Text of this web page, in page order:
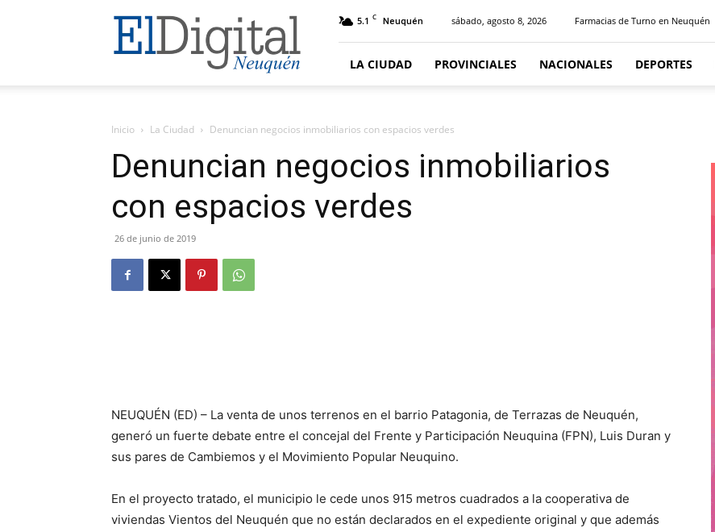
El
Digital
Neuquen
5.1 C Neuquén sábado, agosto 8, 2026 Farmacias de Turno en Neuquén
LA CIUDAD PROVINCIALES NACIONALES DEPORTES
Inicio La Ciudad Denuncian negocios inmobiliarios con espacios verdes
Denuncian negocios inmobiliarios
con espacios verdes
26 de junio de 2019
NEUQUÉN (ED) – La venta de unos terrenos en el barrio Patagonia, de Terrazas de Neuquén,
generó un fuerte debate entre el concejal del Frente y Participación Neuquina (FPN), Luis Duran y
sus pares de Cambiemos y el Movimiento Popular Neuquino.
En el proyecto tratado, el municipio le cede unos 915 metros cuadrados a la cooperativa de
viviendas Vientos del Neuquén que no están declarados en el expediente original y que además